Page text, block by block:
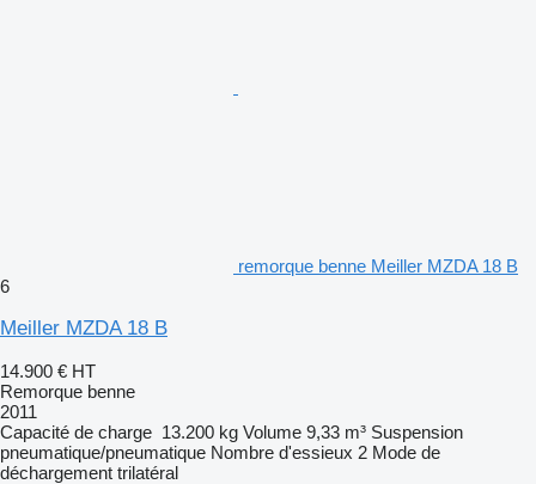
remorque benne Meiller MZDA 18 B
6
Meiller MZDA 18 B
14.900 € HT
Remorque benne
2011
Capacité de charge 13.200 kg Volume 9,33 m³ Suspension
pneumatique/pneumatique Nombre d'essieux 2 Mode de
déchargement trilatéral